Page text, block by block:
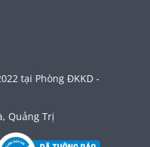
tại Phòng ĐKKD -
Quảng Trị